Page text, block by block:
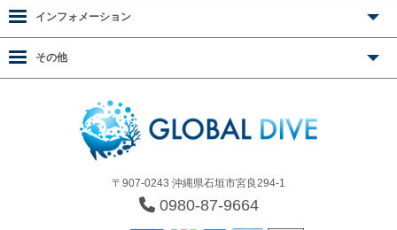
〒907-0243 沖縄県石垣市宮良294-1
0980-87-9664
インフォメーション
その他